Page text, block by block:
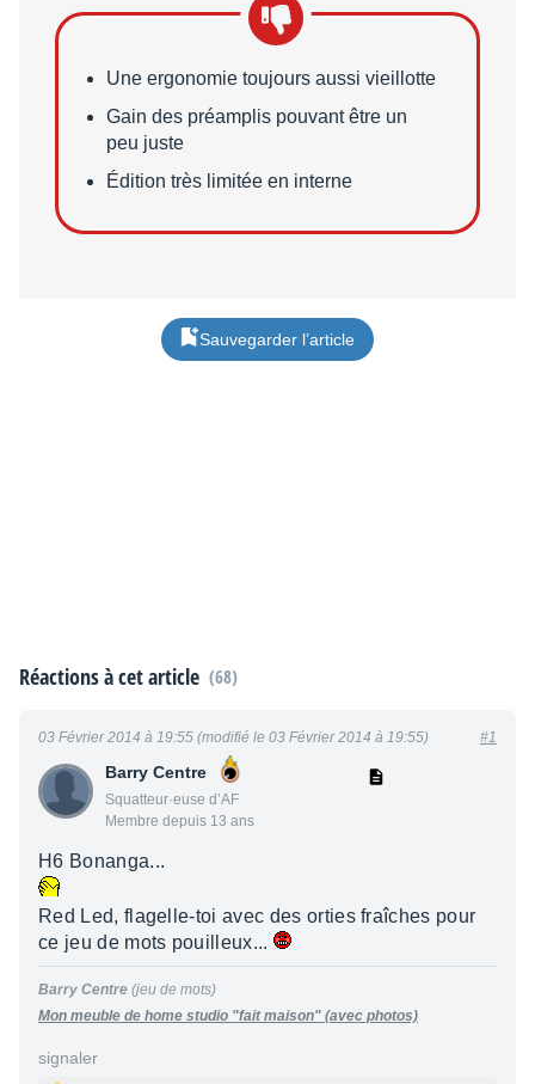
Points faibles
Une ergonomie toujours aussi vieillotte
Gain des préamplis pouvant être un
peu juste
Édition très limitée en interne
Sauvegarder l’article
Réactions à cet article (68)
Barry Centre
Squatteur·euse d’AF
Membre depuis 13 ans
03 Février 2014 à 19:55 (modifié le 03 Février 2014 à 19:55) #1
H6 Bonanga...
Red Led, flagelle-toi avec des orties fraîches pour
ce jeu de mots pouilleux...
Barry Centre (jeu de mots)
Mon meuble de home studio "fait maison" (avec photos)
signaler